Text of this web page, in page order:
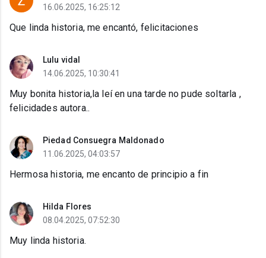
16.06.2025, 16:25:12
Que linda historia, me encantó, felicitaciones
Lulu vidal
14.06.2025, 10:30:41
Muy bonita historia,la leí en una tarde no pude soltarla ,
felicidades autora..
Piedad Consuegra Maldonado
11.06.2025, 04:03:57
Hermosa historia, me encanto de principio a fin
Hilda Flores
08.04.2025, 07:52:30
Muy linda historia.